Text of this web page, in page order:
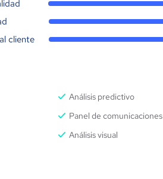
cliente
Análisis predictivo
Panel de comunicaciones
Análisis visual